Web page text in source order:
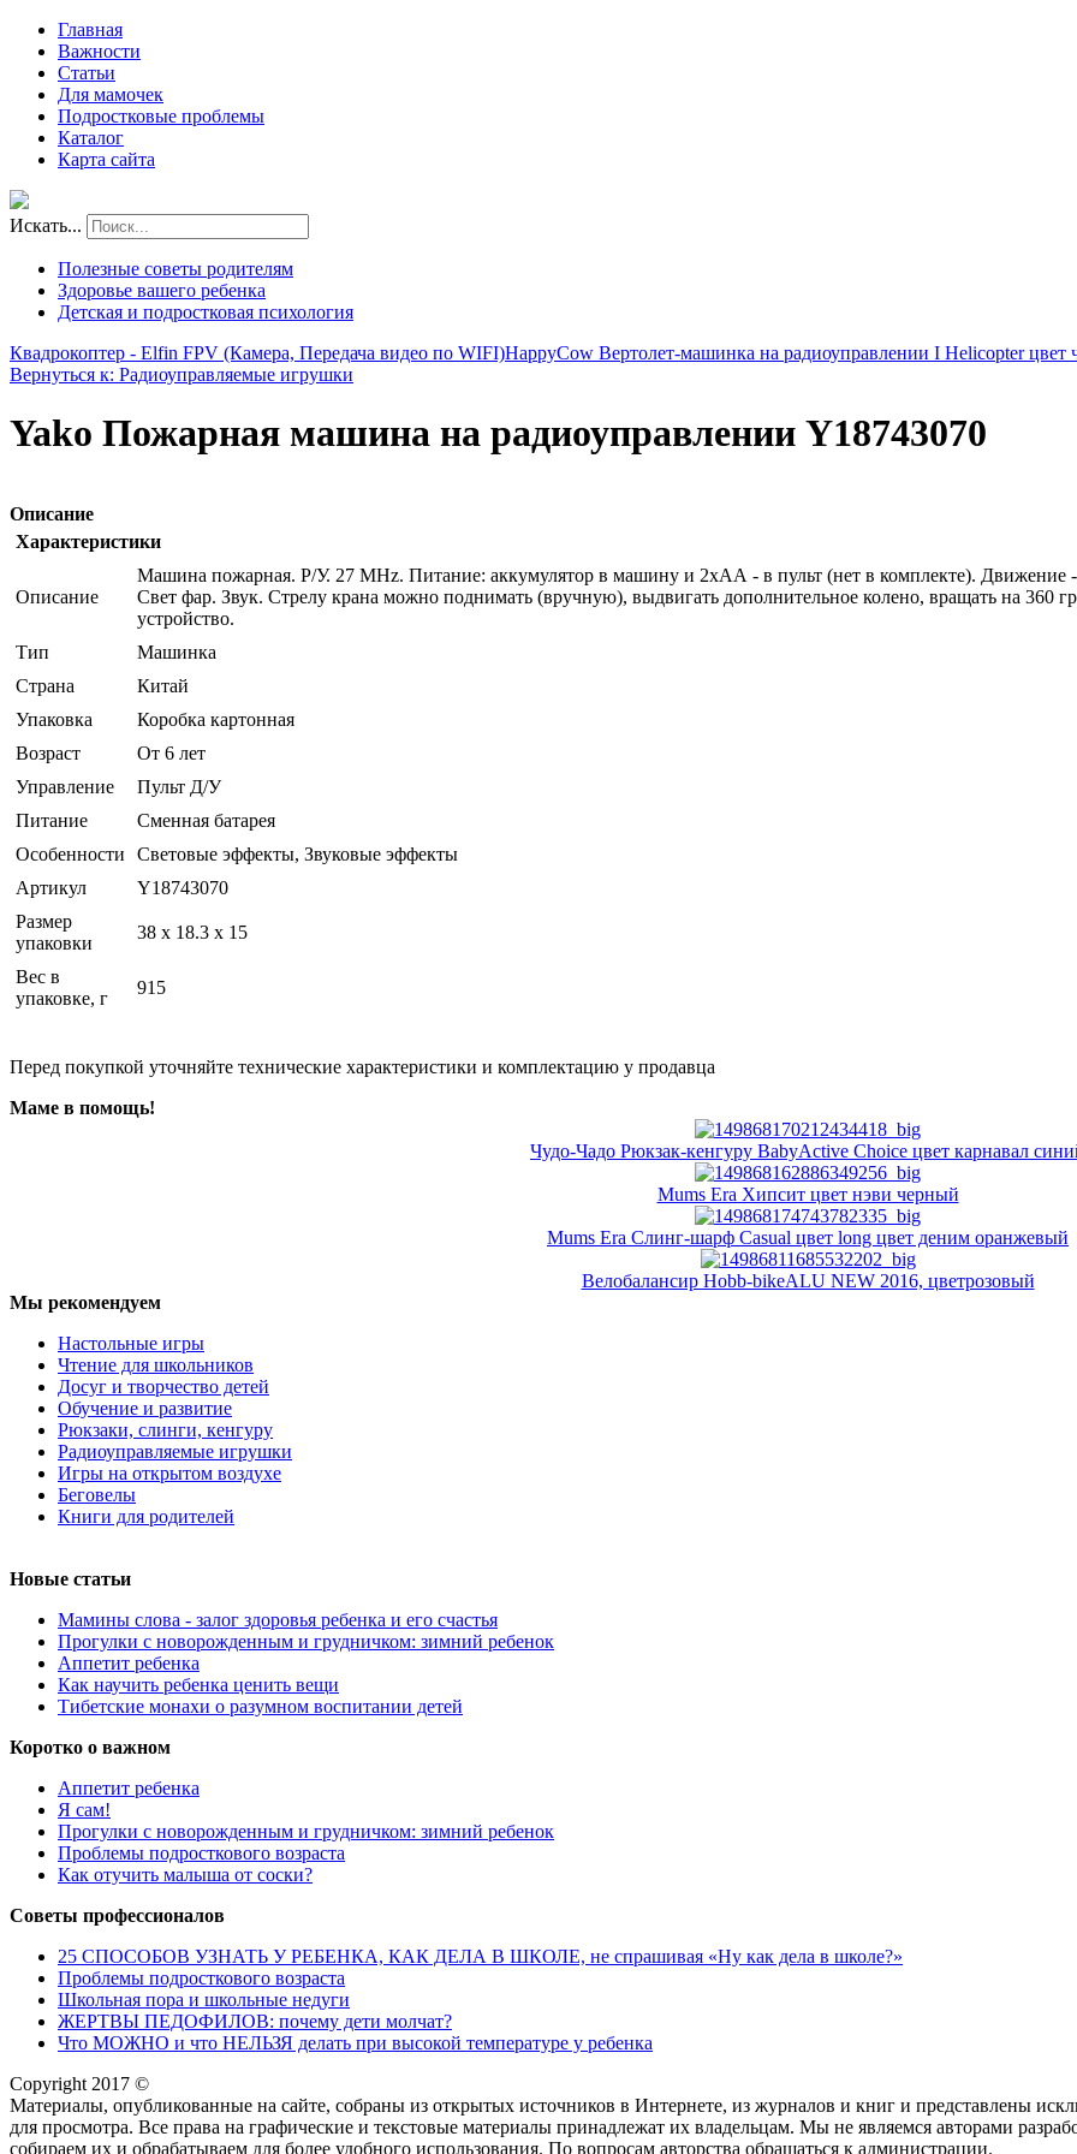
Главная
Важности
Статьи
Для мамочек
Подростковые проблемы
Каталог
Карта сайта
Искать...
Полезные советы родителям
Здоровье вашего ребенка
Детская и подростковая психология
Квадрокоптер - Elfin FPV (Камера, Передача видео по WIFI)HappyCow Вертолет-машинка на радиоуправлении I Helicopter цвет
Вернуться к: Радиоуправляемые игрушки
Yako Пожарная машина на радиоуправлении Y18743070
Описание
Характеристики
Описание
Машина пожарная. Р/У. 27 MHz. Питание: аккумулятор в машину и 2хАА - в пульт (нет в комплекте). Движение -
Свет фар. Звук. Стрелу крана можно поднимать (вручную), выдвигать дополнительное колено, вращать на 360
устройство.
Тип
Машинка
Страна
Китай
Упаковка
Коробка картонная
Возраст
От 6 лет
Управление
Пульт Д/У
Питание
Сменная батарея
Особенности
Световые эффекты, Звуковые эффекты
Артикул
Y18743070
Размер
упаковки
38 x 18.3 x 15
Вес в
упаковке, г
915
Перед покупкой уточняйте технические характеристики и комплектацию у продавца
Маме в помощь!
Чудо-Чадо Рюкзак-кенгуру BabyActive Choice цвет карнавал
Mums Era Хипсит цвет нэви черный
Mums Era Слинг-шарф Casual цвет long цвет деним оранжевый
Велобалансир Hobb-bikeALU NEW 2016, цветрозовый
Мы рекомендуем
Настольные игры
Чтение для школьников
Досуг и творчество детей
Обучение и развитие
Рюкзаки, слинги, кенгуру
Радиоуправляемые игрушки
Игры на открытом воздухе
Беговелы
Книги для родителей
Новые статьи
Мамины слова - залог здоровья ребенка и его счастья
Прогулки с новорожденным и грудничком: зимний ребенок
Аппетит ребенка
Как научить ребенка ценить вещи
Тибетские монахи о разумном воспитании детей
Коротко о важном
Аппетит ребенка
Я сам!
Прогулки с новорожденным и грудничком: зимний ребенок
Проблемы подросткового возраста
Как отучить малыша от соски?
Советы профессионалов
25 СПОСОБОВ УЗНАТЬ У РЕБЕНКА, КАК ДЕЛА В ШКОЛЕ, не спрашивая «Ну как дела в школе?»
Проблемы подросткового возраста
Школьная пора и школьные недуги
ЖЕРТВЫ ПЕДОФИЛОВ: почему дети молчат?
Что МОЖНО и что НЕЛЬЗЯ делать при высокой температуре у ребенка
Copyright 2017 ©
Материалы, опубликованные на сайте, собраны из открытых источников в Интернете, из журналов и книг и представлены
для просмотра. Все права на графические и текстовые материалы принадлежат их владельцам. Мы не являемся авторами
собираем их и обрабатываем для более удобного использования. По вопросам авторства обращаться к администрации.